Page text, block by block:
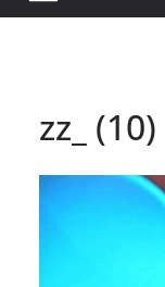
zz_ (10)